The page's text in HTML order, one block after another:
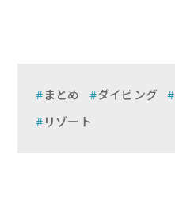
まとめ ダイビング
リゾート